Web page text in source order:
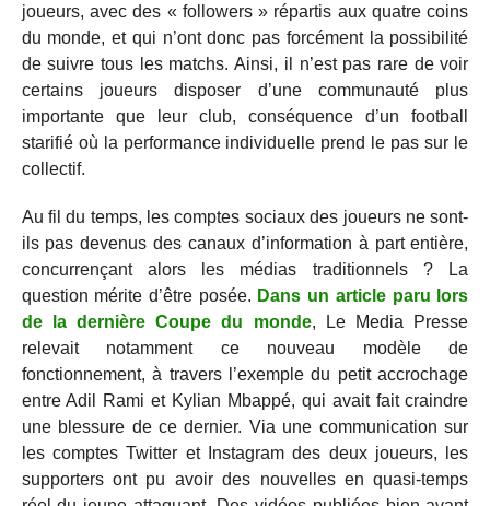
joueurs, avec des « followers » répartis aux quatre coins
du monde, et qui n’ont donc pas forcément la possibilité
de suivre tous les matchs. Ainsi, il n’est pas rare de voir
certains joueurs disposer d’une communauté plus
importante que leur club, conséquence d’un football
starifié où la performance individuelle prend le pas sur le
collectif.
Au fil du temps, les comptes sociaux des joueurs ne sont-
ils pas devenus des canaux d’information à part entière,
concurrençant alors les médias traditionnels ? La
question mérite d’être posée. Dans un article paru lors
de la dernière Coupe du monde, Le Media Presse
relevait notamment ce nouveau modèle de
fonctionnement, à travers l’exemple du petit accrochage
entre Adil Rami et Kylian Mbappé, qui avait fait craindre
une blessure de ce dernier. Via une communication sur
les comptes Twitter et Instagram des deux joueurs, les
supporters ont pu avoir des nouvelles en quasi-temps